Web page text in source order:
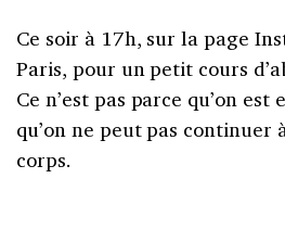
Ce soir à 17h, sur la page
Paris, pour un petit cours
Ce n’est pas parce qu’on
qu’on ne peut pas continuer
corps.